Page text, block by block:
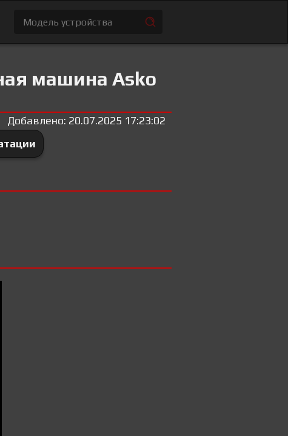
машина Asko
Добавлено: 20.07.2025 17:23:02